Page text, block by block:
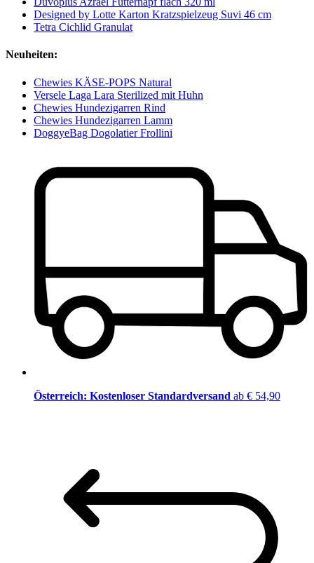
Designed by Lotte Karton Kratzspielzeug Suvi 46 cm
Tetra Cichlid Granulat
Neuheiten:
Chewies KÄSE-POPS Natural
Versele Laga Lara Sterilized mit Huhn
Chewies Hundezigarren Rind
Chewies Hundezigarren Lamm
DoggyeBag Dogolatier Frollini
Österreich: Kostenloser Standardversand ab € 54,90